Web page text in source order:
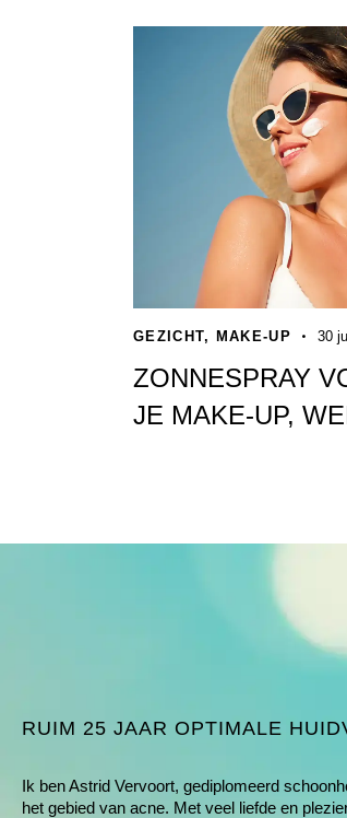
GEZICHT, MAKE-UP 30
ZONNESPRAY
JE MAKE-UP,
RUIM 25 JAAR OPTIMALE
Ik ben Astrid Vervoort, gediplomeerd
het gebied van acne. Met veel liefde en